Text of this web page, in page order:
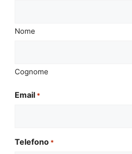
Nome
Cognome
Email *
Telefono *